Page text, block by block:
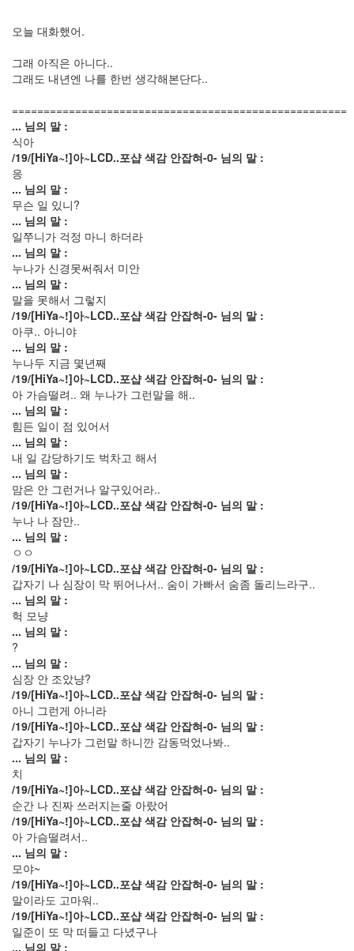
오늘 대화했어.
그래 아직은 아니다..
그래도 내년엔 나를 한번 생각해본단다..
=====================================================
... 님의 말 :
식아
/19/[HiYa~!]아~LCD..포샵 색감 안잡혀-0- 님의 말 :
응
... 님의 말 :
무슨 일 있니?
... 님의 말 :
일쭈니가 걱정 마니 하더라
... 님의 말 :
누나가 신경못써줘서 미안
... 님의 말 :
말을 못해서 그렇지
/19/[HiYa~!]아~LCD..포샵 색감 안잡혀-0- 님의 말 :
아쿠.. 아니야
... 님의 말 :
누나두 지금 몇년째
/19/[HiYa~!]아~LCD..포샵 색감 안잡혀-0- 님의 말 :
아 가슴떨려.. 왜 누나가 그런말을 해..
... 님의 말 :
힘든 일이 점 있어서
... 님의 말 :
내 일 감당하기도 벅차고 해서
... 님의 말 :
맘은 안 그런거나 알구있어라..
/19/[HiYa~!]아~LCD..포샵 색감 안잡혀-0- 님의 말 :
누나 나 잠만..
... 님의 말 :
ㅇㅇ
/19/[HiYa~!]아~LCD..포샵 색감 안잡혀-0- 님의 말 :
갑자기 나 심장이 막 뛰어나서.. 숨이 가빠서 숨좀 돌리느라구..
... 님의 말 :
헉 모냥
... 님의 말 :
?
... 님의 말 :
심장 안 조았냥?
/19/[HiYa~!]아~LCD..포샵 색감 안잡혀-0- 님의 말 :
아니 그런게 아니라
/19/[HiYa~!]아~LCD..포샵 색감 안잡혀-0- 님의 말 :
갑자기 누나가 그런말 하니깐 감동먹었나봐..
... 님의 말 :
치
/19/[HiYa~!]아~LCD..포샵 색감 안잡혀-0- 님의 말 :
순간 나 진짜 쓰러지는줄 아랐어
/19/[HiYa~!]아~LCD..포샵 색감 안잡혀-0- 님의 말 :
아 가슴떨려서..
... 님의 말 :
모야~
/19/[HiYa~!]아~LCD..포샵 색감 안잡혀-0- 님의 말 :
말이라도 고마워..
/19/[HiYa~!]아~LCD..포샵 색감 안잡혀-0- 님의 말 :
일준이 또 막 떠들고 다녔구나
... 님의 말 :
월
2011
년
월
2
2011
년
월
3
2011
년
7
월
5
2011
년
8
월
1
2011
년
9
월
1
2011
년
10
월
3
2011
년
11
월
3
2011
년
월
3
2012
년
1
월
3
2012
년
2
월
1
2012
년
3
월
1
2012